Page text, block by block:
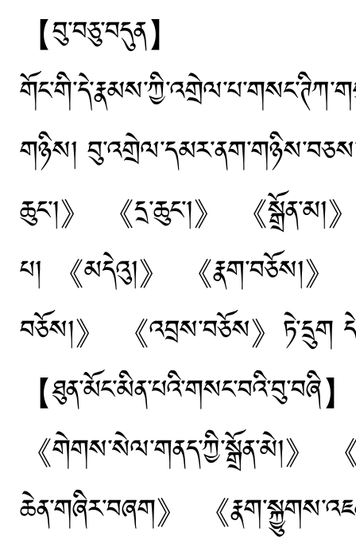
【བུ་བཅུ་བདུན】
གཉིས།
ཆུང་།》 《དྲ་ཆུང་།》 《སྒྲོན་མ།
པ། 《མདེའུ།》 《རྣག་བཅོས།》
བཅོས།》 《འབྲས་བཅོས》ཏེ་དྲུག
【ཐུན་མོང་མིན་པའི་གསང་བའི་བུ་བཞི】
《གེགས་སེལ་གནད་ཀྱི་སྒྲོན་མེ།》
ཆེན་གཞིར་བཞག》 《